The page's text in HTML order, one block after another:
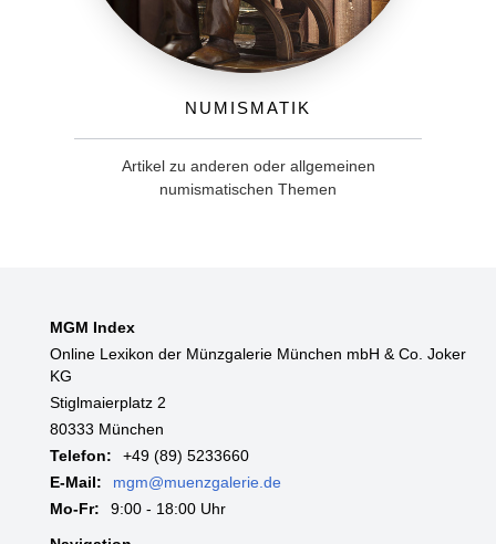
Numismatik
Artikel zu anderen oder allgemeinen
numismatischen Themen
MGM Index
Online Lexikon der Münzgalerie München mbH & Co. Joker
KG
Stiglmaierplatz 2
80333 München
Telefon:
+49 (89) 5233660
E-Mail:
mgm@muenzgalerie.de
Mo-Fr:
9:00 - 18:00 Uhr